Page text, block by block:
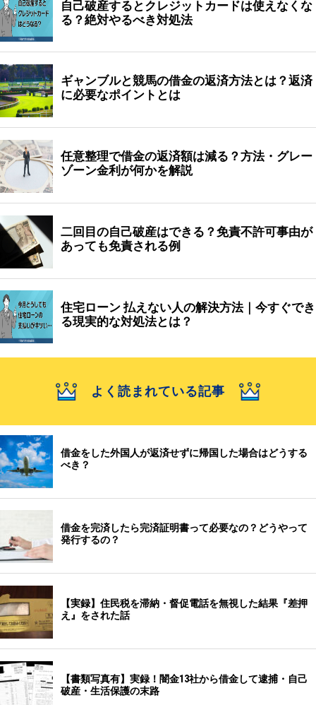
自己破産するとクレジットカードは使えなくな
る？絶対やるべき対処法
ギャンブルと競馬の借金の返済方法とは？返済
に必要なポイントとは
任意整理で借金の返済額は減る？方法・グレー
ゾーン金利が何かを解説
二回目の自己破産はできる？免責不許可事由が
あっても免責される例
住宅ローン 払えない人の解決方法｜今すぐでき
る現実的な対処法とは？
よく読まれている記事